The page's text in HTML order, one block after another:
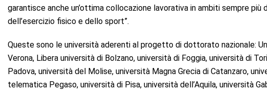
garantisce anche un’ottima collocazione lavorativa in ambiti sempre
dell’esercizio fisico e dello sport”.
Queste sono le università aderenti al progetto di dottorato nazionale:
Verona, Libera università di Bolzano, università di Foggia, università di
Padova, università del Molise, università Magna Grecia di Catanzaro,
telematica Pegaso, università di Pisa, università dell’Aquila, università